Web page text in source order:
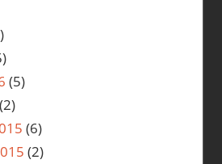
(5)
(2)
(6)
(2)